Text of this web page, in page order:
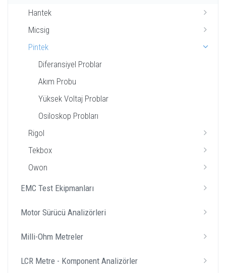
Hantek
Micsig
Pintek
Diferansiyel Problar
Akım Probu
Yüksek Voltaj Problar
Osiloskop Probları
Rigol
Tekbox
Owon
EMC Test Ekipmanları
Motor Sürücü Analizörleri
Milli-Ohm Metreler
LCR Metre - Komponent Analizörler